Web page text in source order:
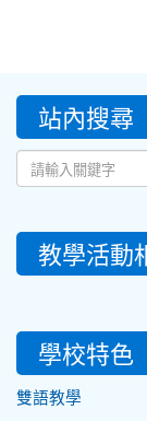
::: 站內搜尋
教學活動
學校特色
雙語教學